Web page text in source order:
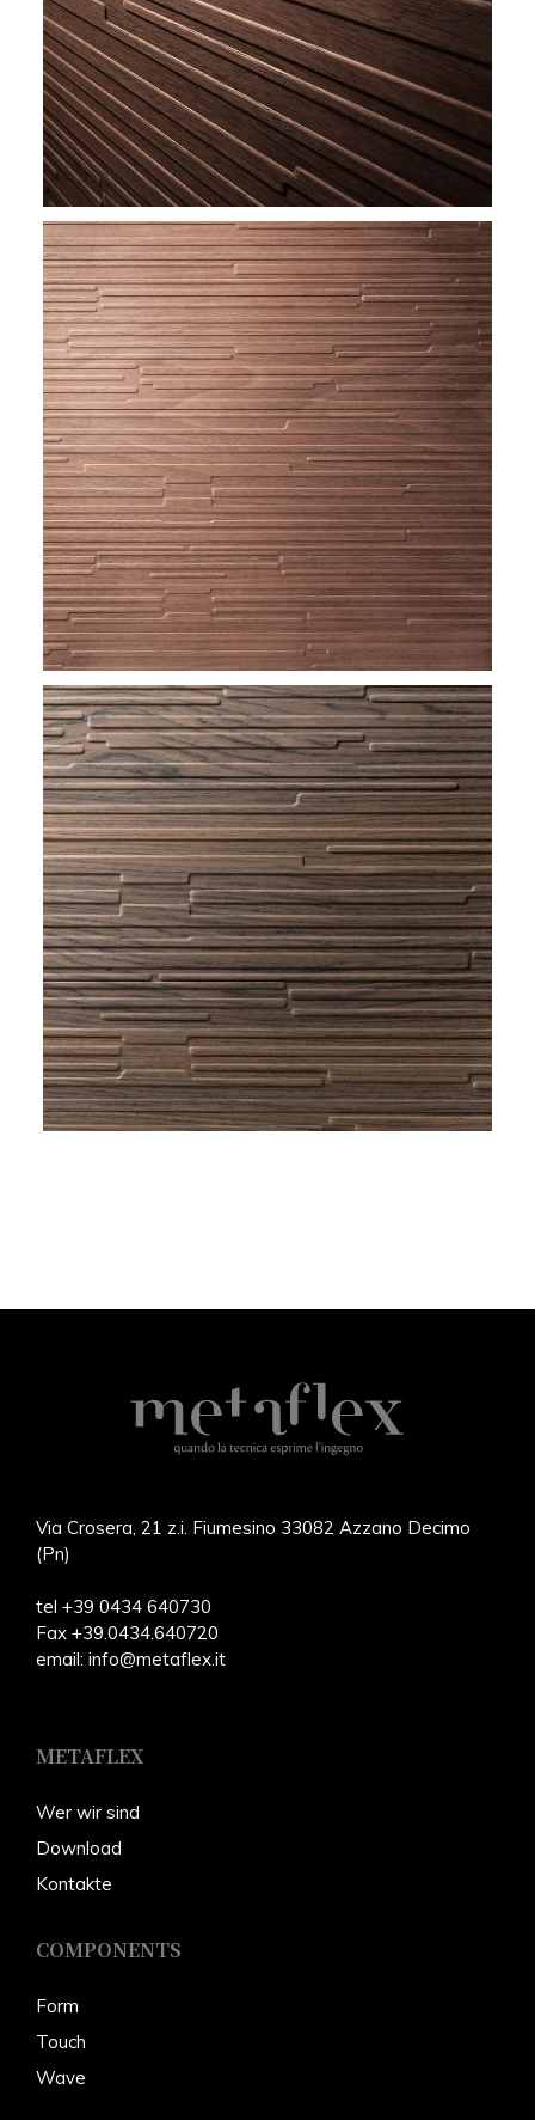
Via Crosera, 21 z.i. Fiumesino 33082 Azzano Decimo
(Pn)
tel +39 0434 640730
Fax +39.0434.640720
email: info@metaflex.it
METAFLEX
Wer wir sind
Download
Kontakte
COMPONENTS
Form
Touch
Wave